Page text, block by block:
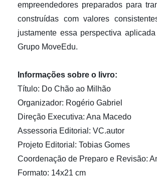
empreendedores preparados para
construídas com valores
justamente essa perspectiva
Grupo MoveEdu.
Informações sobre o livro:
Título: Do Chão ao Milhão
Organizador: Rogério Gabriel
Direção Executiva: Ana Macedo
Assessoria Editorial: VC.autor
Projeto Editorial: Tobias Gomes
Coordenação de Preparo e Revisão:
Formato: 14x21 cm